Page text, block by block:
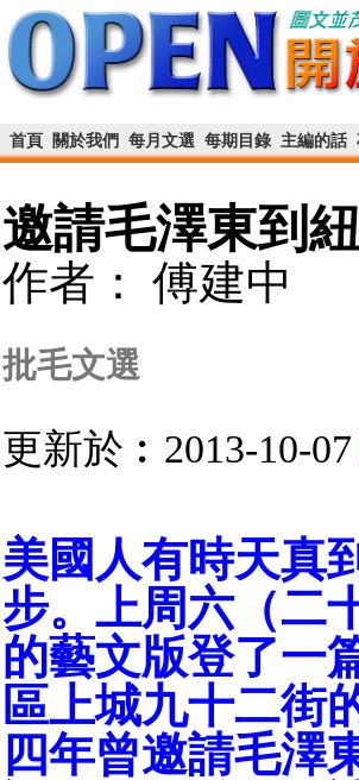
首頁 關於我們 每月文選 每期目錄 主編的話
邀請毛澤東到
作者： 傅建中
批毛文選
更新於︰2013-10-07
美國人有時天真
步。上周六（二
的藝文版登了一
區上城九十二街
四年曾邀請毛澤